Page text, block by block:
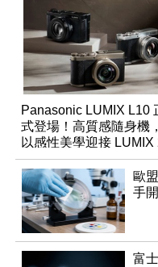
Panasonic LUMIX L10
式登場！高質感隨身機，
以感性美學迎接 LUMIX
週年
歐
手
富